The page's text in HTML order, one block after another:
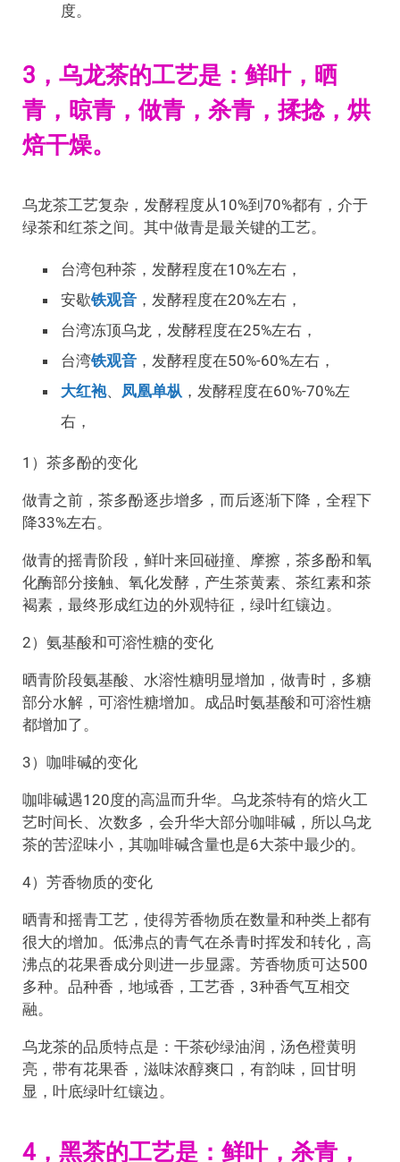
度。
3，乌龙茶的工艺是：鲜叶，晒
青，晾青，做青，杀青，揉捻，烘
焙干燥。
乌龙茶工艺复杂，发酵程度从10%到70%都有，介于
绿茶和红茶之间。其中做青是最关键的工艺。
台湾包种茶，发酵程度在10%左右，
安歇铁观音 ，发酵程度在20%左右，
台湾冻顶乌龙，发酵程度在25%左右，
台湾铁观音 ，发酵程度在50%-60%左右，
大红袍、 凤凰单枞 ，发酵程度在60%-70%左
右，
1）茶多酚的变化
做青之前，茶多酚逐步增多，而后逐渐下降，全程下
降33%左右。
做青的摇青阶段，鲜叶来回碰撞、摩擦，茶多酚和氧
化酶部分接触、氧化发酵，产生茶黄素、茶红素和茶
褐素，最终形成红边的外观特征，绿叶红镶边。
2）氨基酸和可溶性糖的变化
晒青阶段氨基酸、水溶性糖明显增加，做青时，多糖
部分水解，可溶性糖增加。成品时氨基酸和可溶性糖
都增加了。
3）咖啡碱的变化
咖啡碱遇120度的高温而升华。乌龙茶特有的焙火工
艺时间长、次数多，会升华大部分咖啡碱，所以乌龙
茶的苦涩味小，其咖啡碱含量也是6大茶中最少的。
4）芳香物质的变化
晒青和摇青工艺，使得芳香物质在数量和种类上都有
很大的增加。低沸点的青气在杀青时挥发和转化，高
沸点的花果香成分则进一步显露。芳香物质可达500
多种。品种香，地域香，工艺香，3种香气互相交
融。
乌龙茶的品质特点是：干茶砂绿油润，汤色橙黄明
亮，带有花果香，滋味浓醇爽口，有韵味，回甘明
显，叶底绿叶红镶边。
4，黑茶的工艺是：鲜叶，杀青，